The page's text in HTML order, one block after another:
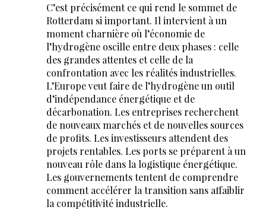
C’est précisément ce qui rend le sommet de
Rotterdam si important. Il intervient à un
moment charnière où l’économie de
l’hydrogène oscille entre deux phases : celle
des grandes attentes et celle de la
confrontation avec les réalités industrielles.
L’Europe veut faire de l’hydrogène un outil
d’indépendance énergétique et de
décarbonation. Les entreprises recherchent
de nouveaux marchés et de nouvelles sources
de profits. Les investisseurs attendent des
projets rentables. Les ports se préparent à un
nouveau rôle dans la logistique énergétique.
Les gouvernements tentent de comprendre
comment accélérer la transition sans affaiblir
la compétitivité industrielle.